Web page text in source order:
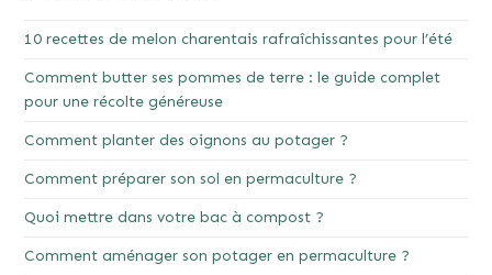
10 recettes de melon charentais rafraîchissantes pour l’été
Comment butter ses pommes de terre : le guide complet
pour une récolte généreuse
Comment planter des oignons au potager ?
Comment préparer son sol en permaculture ?
Quoi mettre dans votre bac à compost ?
Comment aménager son potager en permaculture ?